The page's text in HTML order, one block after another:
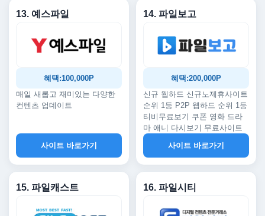
13. 예스파일
혜택:100,000P
매일 새롭고 재미있는 다양한
컨텐츠 업데이트
사이트 바로가기
14. 파일보고
혜택:200,000P
신규 웹하드 신규노제휴사이트
순위 1등 P2P 웹하드 순위 1등
티비무료보기 쿠폰 영화 드라
마 애니 다시보기 무료사이트
사이트 바로가기
15. 파일캐스트 16. 파일시티